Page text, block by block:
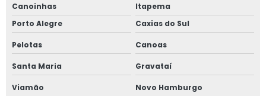
Canoinhas
Itapema
Porto Alegre
Caxias do Sul
Pelotas Canoas
Santa Maria Gravataí
Viamão Novo Hamburgo